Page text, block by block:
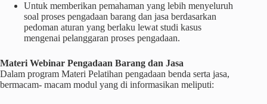
Untuk memberikan pemahaman yang lebih menyeluruh
soal proses pengadaan barang dan jasa berdasarkan
pedoman aturan yang berlaku lewat studi kasus
mengenai pelanggaran proses pengadaan.
Materi Webinar Pengadaan Barang dan Jasa
Dalam program Materi Pelatihan pengadaan benda serta jasa,
bermacam- macam modul yang di informasikan meliputi: